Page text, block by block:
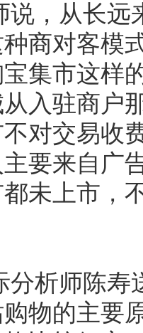
从长远
商对客模
集市这样
入驻商户
对交易收
要来自广
未上市，
师陈寿
物的主要